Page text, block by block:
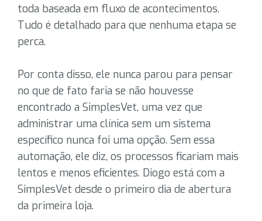
toda baseada em fluxo de acontecimentos.
Tudo é detalhado para que nenhuma etapa se
perca.
Por conta disso, ele nunca parou para pensar
no que de fato faria se não houvesse
encontrado a SimplesVet, uma vez que
administrar uma clínica sem um sistema
específico nunca foi uma opção. Sem essa
automação, ele diz, os processos ficariam mais
lentos e menos eficientes. Diogo está com a
SimplesVet desde o primeiro dia de abertura
da primeira loja.